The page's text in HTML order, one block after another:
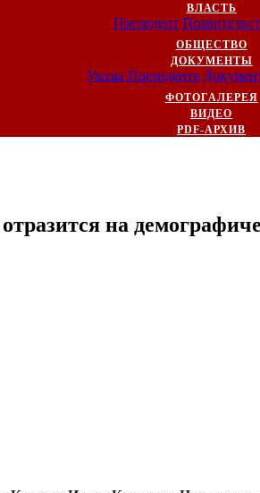
ВЛАСТЬ
Президент
ОБЩЕСТВО
ДОКУМЕНТЫ
Указы Президента
ФОТОГАЛЕРЕЯ
ВИДЕО
PDF-АРХИВ
на